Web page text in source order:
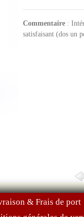
Commentaire:
satisfaisant (dos un
& Frais de port